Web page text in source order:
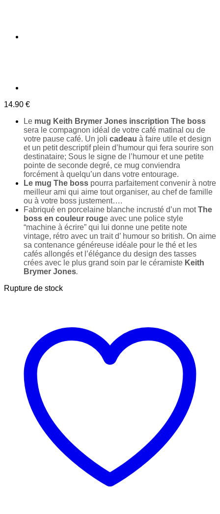
14.90 €
Le mug Keith Brymer Jones inscription The boss
sera le compagnon idéal de votre café matinal ou de
votre pause café. Un joli cadeau à faire utile et design
et un petit descriptif plein d’humour qui fera sourire son
destinataire; Sous le signe de l’humour et une petite
pointe de seconde degré, ce mug conviendra
forcément à quelqu’un dans votre entourage.
Le mug The boss pourra parfaitement convenir à notre
meilleur ami qui aime tout organiser, au chef de famille
ou à votre boss justement….
Fabriqué en porcelaine blanche incrusté d’un motThe
boss en couleur rouge avec une police style
“machine à écrire” qui lui donne une petite note
vintage, rétro avec un trait d’ humour so british. On aime
sa contenance généreuse idéale pour le thé et les
cafés allongés et l’élégance du design des tasses
crées avec le plus grand soin par le céramiste Keith
Brymer Jones.
Rupture de stock